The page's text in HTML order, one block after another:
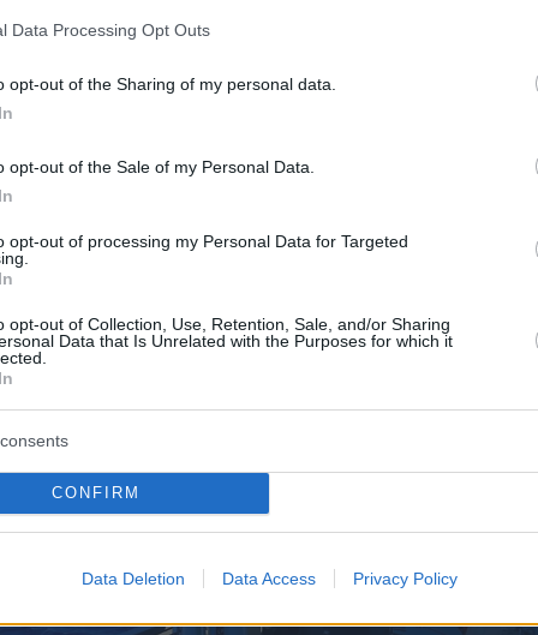
Data Processing Opt Outs
opt-out of the Sharing of my personal data.
opt-out of the Sale of my Personal Data.
opt-out of processing my Personal Data for Targeted
opt-out of Collection, Use, Retention, Sale, and/or Sharing
Data that Is Unrelated with the Purposes for which it
CONFIRM
Data Deletion Data Access Privacy Policy
ενσωμάτωσης συστημάτων αντι-drones από
(UAV) από τους Τούρκους έχει
νέα δεδομένα στο ελληνικό αρχιπέλαγος.